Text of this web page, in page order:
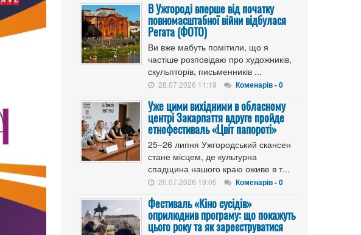
В Ужгороді вперше від початку
повномасштабної війни відбулася
Регата (ФОТО)
Ви вже мабуть помітили, що я
частіше розповідаю про художників,
скульпторів, письменників ...
28.07.2026 11:19 Коменарів - 0
Уже цими вихідними в обласному
центрі Закарпаття вдруге пройде
етнофестиваль «Цвіт папороті»
25–26 липня Ужгородський скансен
стане місцем, де культурна
спадщина нашого краю оживе в т...
20.07.2026 19:05 Коменарів - 0
Фестиваль «Кіно сусідів»
оприлюднив програму: що покажуть
цього року та як зареєструватися